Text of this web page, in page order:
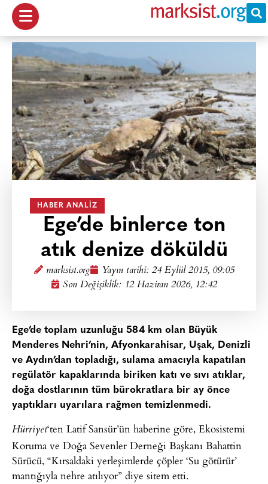
HABER ANALIZ
Ege’de binlerce ton
atık denize döküldü
marksist.org Yayın tarihi: 24 Eylül 2015, 09:05
Son Değişiklik: 12 Haziran 2026, 12:42
Ege’de toplam uzunluğu 584 km olan Büyük
Menderes Nehri’nin, Afyonkarahisar, Uşak, Denizli
ve Aydın’dan topladığı, sulama amacıyla kapatılan
regülatör kapaklarında biriken katı ve sıvı atıklar,
doğa dostlarının tüm bürokratlara bir ay önce
yaptıkları uyarılara rağmen temizlenmedi.
Hürriyet‘ten Latif Sansür’ün haberine göre, Ekosistemi
Koruma ve Doğa Sevenler Derneği Başkanı Bahattin
Sürücü, “Kırsaldaki yerleşimlerde çöpler ‘Su götürür’
mantığıyla nehre atılıyor” diye sitem etti.